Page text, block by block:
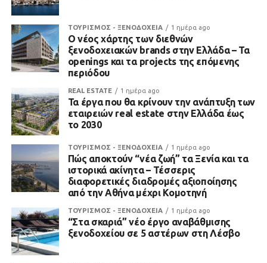
ΤΟΥΡΙΣΜΟΣ - ΞΕΝΟΔΟΧΕΙΑ 1 ημέρα ago
Ο νέος χάρτης των διεθνών
ξενοδοχειακών brands στην Ελλάδα – Τα
openings και τα projects της επόμενης
περιόδου
REAL ESTATE 1 ημέρα ago
Τα έργα που θα κρίνουν την ανάπτυξη των
εταιρειών real estate στην Ελλάδα έως
το 2030
ΤΟΥΡΙΣΜΟΣ - ΞΕΝΟΔΟΧΕΙΑ 1 ημέρα ago
Πώς αποκτούν “νέα ζωή” τα Ξενία και τα
ιστορικά ακίνητα – Τέσσερις
διαφορετικές διαδρομές αξιοποίησης
από την Αθήνα μέχρι Κομοτηνή
ΤΟΥΡΙΣΜΟΣ - ΞΕΝΟΔΟΧΕΙΑ 1 ημέρα ago
“Στα σκαριά” νέο έργο αναβάθμισης
ξενοδοχείου σε 5 αστέρων στη Λέσβο